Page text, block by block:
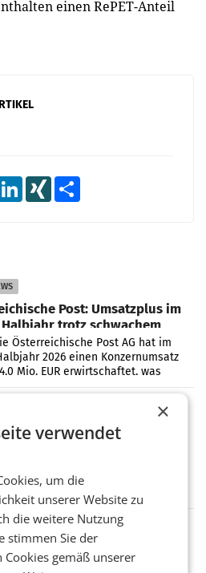
einen RePET-Anteil
LinkedInXING
Post: Umsatzplus im
trotz schwachem
Österreichische Post AG hat im
2026 einen Konzernumsatz
Mio. EUR erwirtschaftet, was
von 3,8 Prozent gegenüber dem
spart und macht
MAILAND/AMSTERDAM. Der
dank Kostensenkungen operativ
gemacht und die
deutlich übertroffen.
für Zirkularität: ARA und
am POS über
×
verwendet
um die
unserer Website zu
die weitere Nutzung
stimmen Sie der
gemäß unserer